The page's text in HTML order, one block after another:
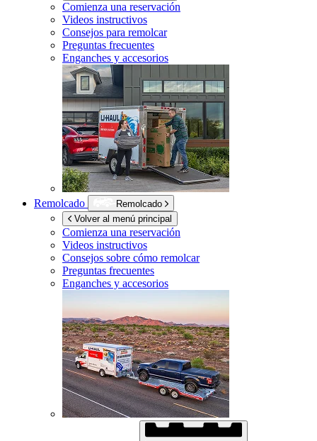
Comienza una reservación
Videos instructivos
Consejos para remolcar
Preguntas frecuentes
Enganches y accesorios
Remolcado
Remolcado
Volver al menú principal
Comienza una reservación
Videos instructivos
Consejos sobre cómo remolcar
Preguntas frecuentes
Enganches y accesorios